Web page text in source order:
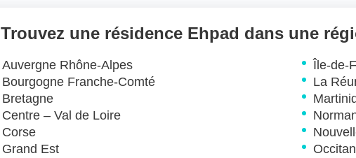
Trouvez une résidence Ehpad dans une
Auvergne Rhône-Alpes
Bourgogne Franche-Comté
Bretagne
Centre – Val de Loire
Corse
Grand Est
Île-de-
La